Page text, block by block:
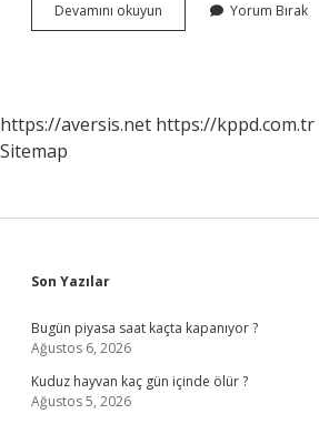
Devamını okuyun
Insan
Yorum Bırak
https://aversis.net https://kppd.com.tr
Sitemap
Sidebar
Son Yazılar
Bugün piyasa saat kaçta kapanıyor ?
Ağustos 6, 2026
Kuduz hayvan kaç gün içinde ölür ?
Ağustos 5, 2026